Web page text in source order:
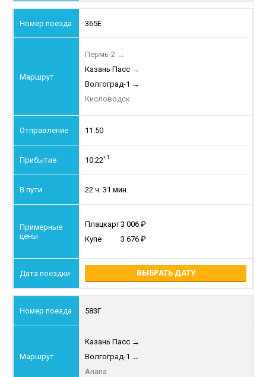
365Е
Пермь-2 →
Казань Пасс →
Волгоград-1 →
Кисловодск
11:50
10:22+1
22 ч. 31 мин.
Плацкарт3 006
Купе
3 676
ВЫБРАТЬ ДАТУ
583Г
Казань Пасс →
Волгоград-1 →
Анапа